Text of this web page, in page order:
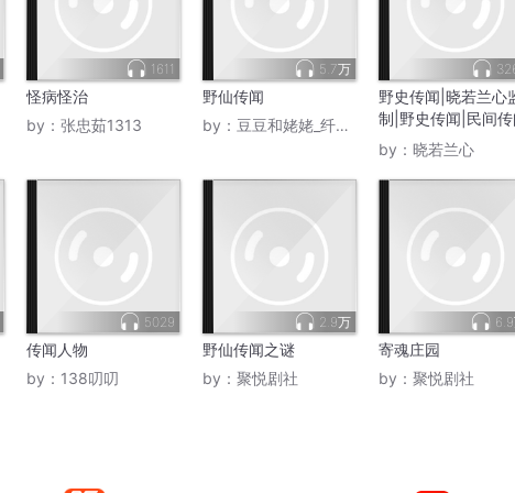
1611
怪病怪治
by： 张忠茹1313
5.7万
野仙传闻
by： 豆豆和姥姥_纤菲依然R
野史传闻|晓若兰心
制|野史传闻|民间传
故事
by： 晓若兰心
5029
传闻人物
by： 138叨叨
2.9万
野仙传闻之谜
by： 聚悦剧社
寄魂庄园
by： 聚悦剧社